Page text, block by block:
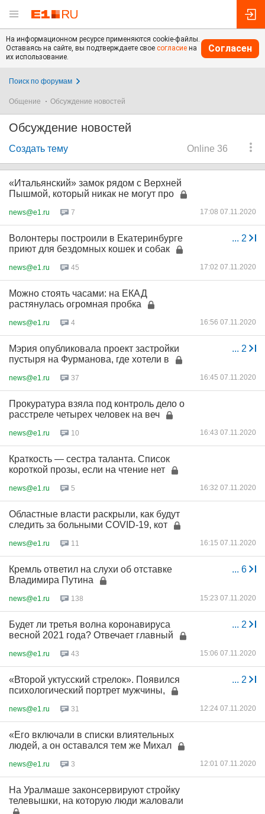
На информационном ресурсе применяются cookie-файлы.
Оставаясь на сайте, вы подтверждаете свое согласие на
их использование.
Согласен
Поиск по форумам
Общение Обсуждение новостей
Обсуждение новостей
Online 36
Создать тему
«Итальянский» замок рядом с Верхней
Пышмой, который никак не могут про
news@e1.ru 7 17:08 07.11.2020
... 2
Волонтеры построили в Екатеринбурге
приют для бездомных кошек и собак
news@e1.ru 45 17:02 07.11.2020
Можно стоять часами: на ЕКАД
растянулась огромная пробка
news@e1.ru 4 16:56 07.11.2020
... 2
Мэрия опубликовала проект застройки
пустыря на Фурманова, где хотели в
news@e1.ru 37 16:45 07.11.2020
Прокуратура взяла под контроль дело о
расстреле четырех человек на веч
news@e1.ru 10 16:43 07.11.2020
Краткость — сестра таланта. Список
короткой прозы, если на чтение нет
news@e1.ru 5 16:32 07.11.2020
Областные власти раскрыли, как будут
следить за больными COVID-19, кот
news@e1.ru 11 16:15 07.11.2020
... 6
Кремль ответил на слухи об отставке
Владимира Путина
news@e1.ru 138 15:23 07.11.2020
... 2
Будет ли третья волна коронавируса
весной 2021 года? Отвечает главный
news@e1.ru 43 15:06 07.11.2020
... 2
«Второй уктусский стрелок». Появился
психологический портрет мужчины,
news@e1.ru 31 12:24 07.11.2020
«Его включали в списки влиятельных
людей, а он оставался тем же Михал
news@e1.ru 3 12:01 07.11.2020
На Уралмаше законсервируют стройку
телевышки, на которую люди жаловали